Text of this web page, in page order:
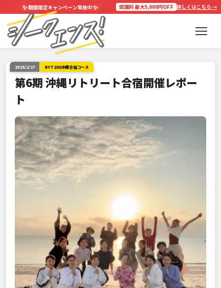
✨期間限定キャンペーン実施中✨ 受講料 最大5,000円OFF 詳しくはこちら →
2025/2/27 RYT200沖縄合宿コース
第6期 沖縄リトリート合宿開催レポー
ト